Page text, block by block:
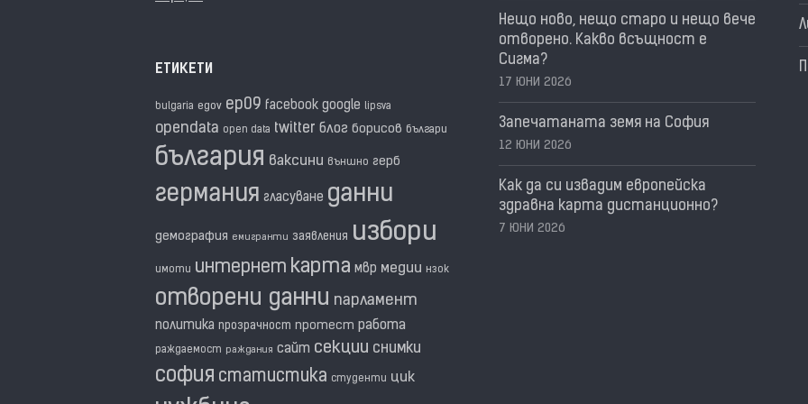
ЕТИКЕТИ
bulgaria egov ep09 facebook google lipsva
opendata open data twitter блог борисов българи
българия ваксини външно герб
германия гласуване данни
демография емигранти заявления избори
имоти интернет карта мвр медии нзок
отворени данни парламент
политика прозрачност протест работа
раждаемост раждания сайт секции снимки
софия статистика студенти цик
Нещо ново, нещо старо и нещо вече
отворено. Какво всъщност е
Сигма?
17 ЮНИ 2026
Запечатаната земя на София
12 ЮНИ 2026
Как да си извадим европейска
здравна карта дистанционно?
7 ЮНИ 2026